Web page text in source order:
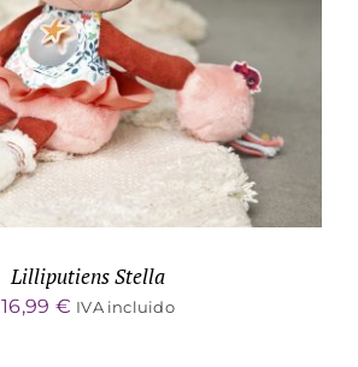
Lilliputiens Stella
16,99 € IVA incluido